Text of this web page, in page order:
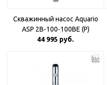
Скважинный насос Aquario
ASP 2B-100-100BE (P)
Плавный пуск
44 995 руб.